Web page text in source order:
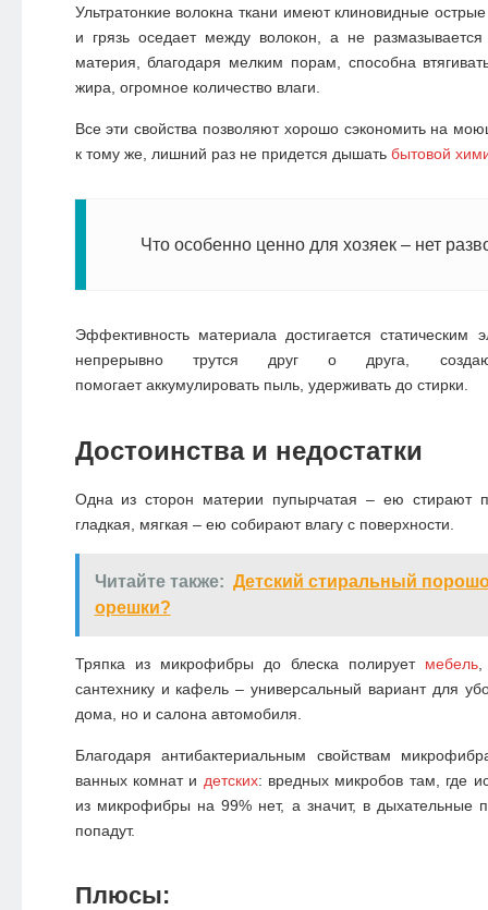
Ультратонкие волокна ткани имеют клиновидные
и грязь оседает между волокон, а не
материя, благодаря мелким порам, способна
жира, огромное количество влаги.
Все эти свойства позволяют хорошо сэкономить на
к тому же, лишний раз не придется дышать бытовой
Что особенно ценно для хозяек – нет
Эффективность материала достигается статическим
непрерывно трутся друг о друга,
помогает аккумулировать пыль, удерживать до стирки.
Достоинства и недостатки
Одна из сторон материи пупырчатая – ею стирают
гладкая, мягкая – ею собирают влагу с поверхности.
Читайте также: Детский стиральный
орешки?
Тряпка из микрофибры до блеска полирует мебель,
сантехнику и кафель – универсальный вариант для
дома, но и салона автомобиля.
Благодаря антибактериальным свойствам
ванных комнат и детских: вредных микробов там, где
из микрофибры на 99% нет, а значит, в дыхательные
попадут.
Плюсы: